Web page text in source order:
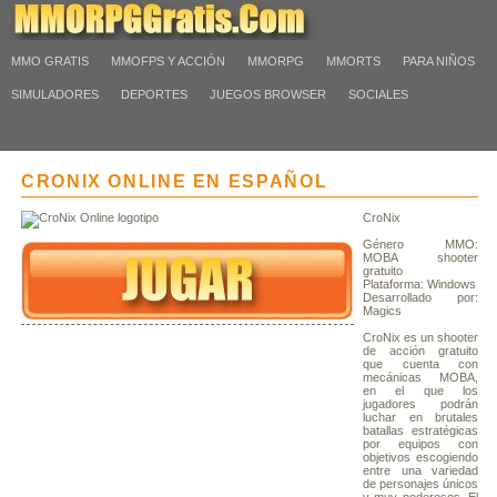
MMO GRATIS MMOFPS Y ACCIÓN MMORPG MMORTS PARA NIÑOS
SIMULADORES DEPORTES JUEGOS BROWSER SOCIALES
CRONIX ONLINE EN ESPAÑOL
­CroNix
Género MMO:
MOBA shooter
gratuito
Plataforma: Windows
Desarrollado por:
Magics
CroNix es un shooter
de acción gratuito
que cuenta con
mecánicas MOBA,
en el que los
jugadores podrán
luchar en brutales
batallas estratégicas
por equipos con
objetivos escogiendo
entre una variedad
de personajes únicos